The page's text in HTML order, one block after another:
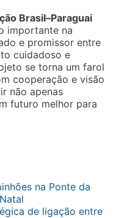
Brasil–Paraguai
importante na
e promissor entre
cuidadoso e
se torna um farol
cooperação e visão
não apenas
futuro melhor para
na Ponte da
de ligação entre